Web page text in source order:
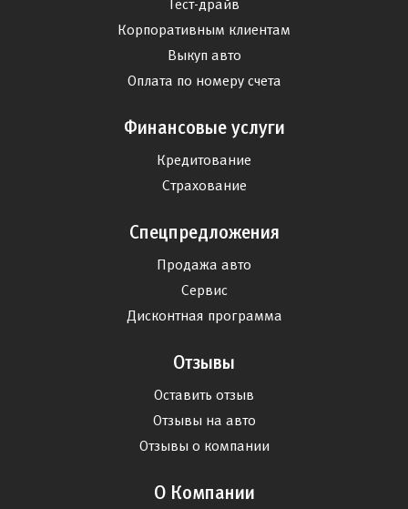
Тест-драйв
Корпоративным клиентам
Выкуп авто
Оплата по номеру счета
Финансовые услуги
Кредитование
Страхование
Спецпредложения
Продажа авто
Сервис
Дисконтная программа
Отзывы
Оставить отзыв
Отзывы на авто
Отзывы о компании
О Компании